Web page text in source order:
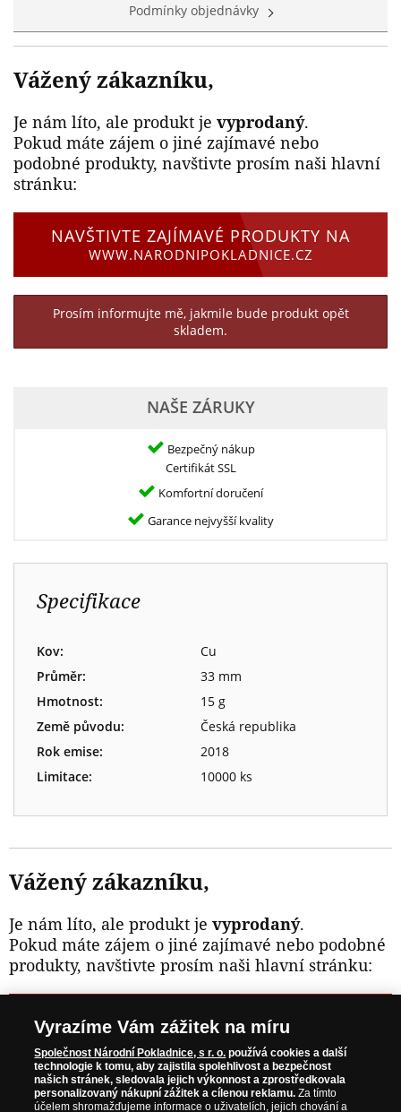
Podmínky objednávky
Vážený zákazníku,
Je nám líto, ale produkt je vyprodaný.
Pokud máte zájem o jiné zajímavé nebo
podobné produkty, navštivte prosím naši hlavní
stránku:
NAVŠTIVTE ZAJÍMAVÉ PRODUKTY NA
WWW.NARODNIPOKLADNICE.CZ
Prosím informujte mě, jakmile bude produkt opět
skladem.
NAŠE ZÁRUKY
Bezpečný nákup
Certifikát SSL
Komfortní doručení
Garance nejvyšší kvality
Specifikace
Kov:
Cu
Průměr:
33 mm
Hmotnost:
15 g
Země původu:
Česká republika
Rok emise:
2018
Limitace:
10000 ks
Vážený zákazníku,
Je nám líto, ale produkt je vyprodaný.
Pokud máte zájem o jiné zajímavé nebo podobné
produkty, navštivte prosím naši hlavní stránku:
NAVŠTIVTE ZAJÍMAVÉ PRODUKTY NA
WWW.NARODNIPOKLADNICE.CZ
Prosím informujte mě, jakmile bude produkt opět skladem.
Vyrazíme Vám zážitek na míru
Společnost Národní Pokladnice, s r. o. používá cookies a další
technologie k tomu, aby zajistila spolehlivost a bezpečnost
našich stránek, sledovala jejich výkonnost a zprostředkovala
personalizovaný nákupní zážitek a cílenou reklamu. Za tímto
účelem shromažďujeme informace o uživatelích, jejich chování a